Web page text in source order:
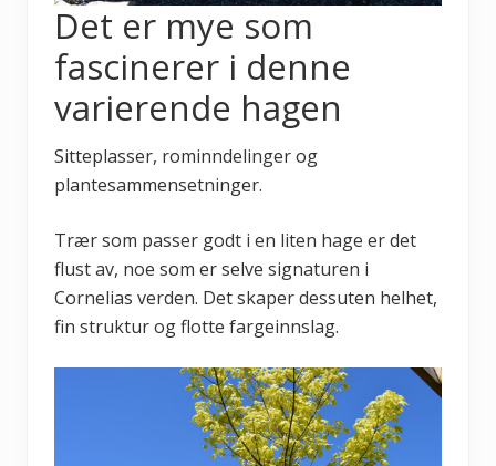
Det er mye som
fascinerer i denne
varierende hagen
Sitteplasser, rominndelinger og
plantesammensetninger.
Trær som passer godt i en liten hage er det
flust av, noe som er selve signaturen i
Cornelias verden. Det skaper dessuten helhet,
fin struktur og flotte fargeinnslag.